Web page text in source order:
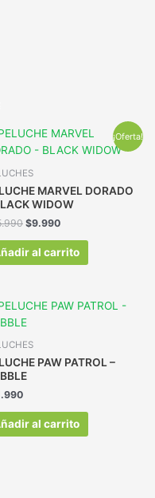
¡Oferta!
MARVEL DORADO
WIDOW
$9.990
al carrito
PAW PATROL –
al carrito